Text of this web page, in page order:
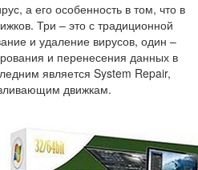
а его особенность в том, что в
Три – это с традиционной
и удаление вирусов, один –
и перенесения данных в
является System Repair,
движкам.